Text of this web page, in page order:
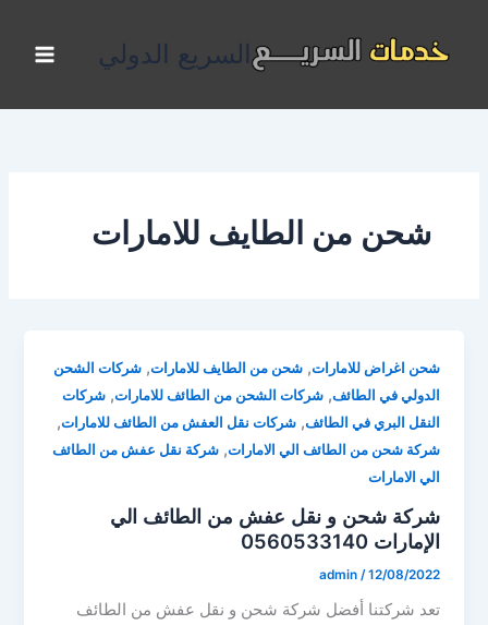
المحتوى
السريع الدولي
شحن من الطايف للامارات
شحن اغراض للامارات,شحن من الطايف للامارات,شركات الشحن
الدولي في الطائف,شركات الشحن من الطائف للامارات,شركات
النقل البري في الطائف,شركات نقل العفش من الطائف للامارات,
شركة شحن من الطائف الي الامارات,شركة نقل عفش من الطائف
الي الامارات
شركة شحن و نقل عفش من الطائف الي
الإمارات 0560533140
admin /12/08/2022
تعد شركتنا أفضل شركة شحن و نقل عفش من الطائف